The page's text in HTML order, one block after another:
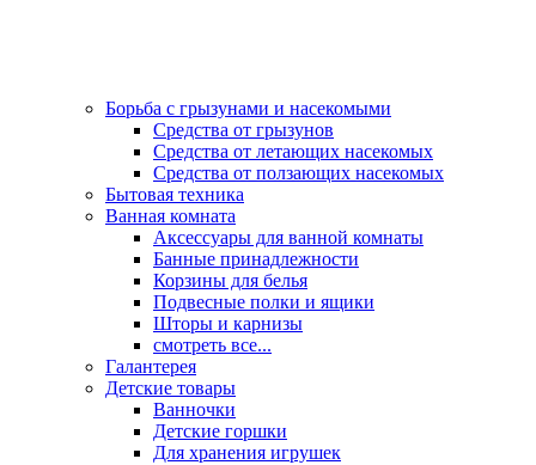
Борьба с грызунами и насекомыми
Средства от грызунов
Средства от летающих насекомых
Средства от ползающих насекомых
Бытовая техника
Ванная комната
Аксессуары для ванной комнаты
Банные принадлежности
Корзины для белья
Подвесные полки и ящики
Шторы и карнизы
смотреть все...
Галантерея
Детские товары
Ванночки
Детские горшки
Для хранения игрушек